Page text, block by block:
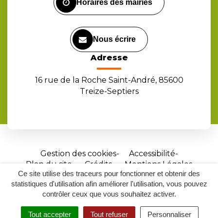
Ce site utilise des traceurs pour fonctionner et obtenir des
statistiques d'utilisation afin améliorer l'utilisation, vous pouvez
contrôler ceux que vous souhaitez activer.
Tout accepter Tout refuser Personnaliser
Horaires des mairies
Nous écrire
Adresse
16 rue de la Roche Saint-André, 85600
Treize-Septiers
Gestion des cookies
Accessibilité
Plan du site
Crédits
Mentions Légales
Site
réalisé
par
Inovagora